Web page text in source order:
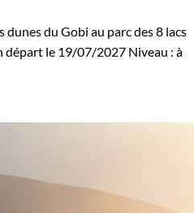
dunes du Gobi au parc des 8 lacs
départ le 19/07/2027 Niveau : à